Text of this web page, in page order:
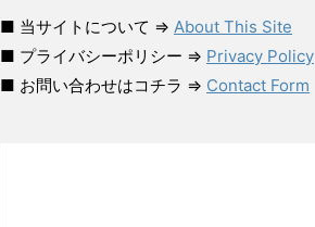
■ 当サイトについて ⇒ About This Site
■ プライバシーポリシー ⇒ Privacy Policy
■ お問い合わせはコチラ ⇒ Contact Form